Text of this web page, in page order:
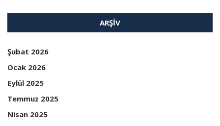
ARŞIV
Şubat 2026
Ocak 2026
Eylül 2025
Temmuz 2025
Nisan 2025